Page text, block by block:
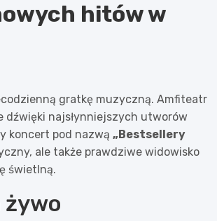
hitów w
gratkę muzyczną. Amfiteatr
dźwięki najsłynniejszych utworów
koncert pod nazwą „Bestsellery
ale także prawdziwe widowisko
świetlną.